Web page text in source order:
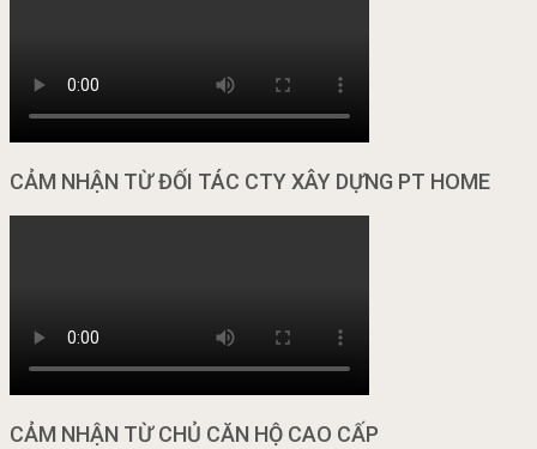
CẢM NHẬN TỪ ĐỐI TÁC CTY XÂY DỰNG PT HOME
CẢM NHẬN TỪ CHỦ CĂN HỘ CAO CẤP